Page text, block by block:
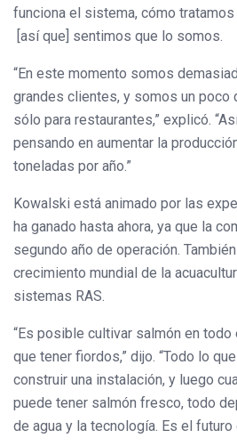
funciona el sistema, cómo
[así que] sentimos que lo somos.
“En este momento somos
grandes clientes, y somos un poco
sólo para restaurantes,” explicó.
pensando en aumentar la
toneladas por año.”
Kowalski está animado por las
ha ganado hasta ahora, ya que la
segundo año de operación.
crecimiento mundial de la
sistemas RAS.
“Es posible cultivar salmón en todo
que tener fiordos,” dijo. “Todo lo
construir una instalación, y luego
puede tener salmón fresco, todo
de agua y la tecnología. Es el futuro